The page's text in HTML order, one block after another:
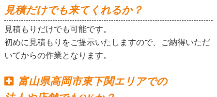
見積だけでも来てくれるか？
見積もりだけでも可能です。
初めに見積もりをご提示いたしますので、ご納得いただ
いてからの作業となります。
富山県高岡市東下関エリアでの